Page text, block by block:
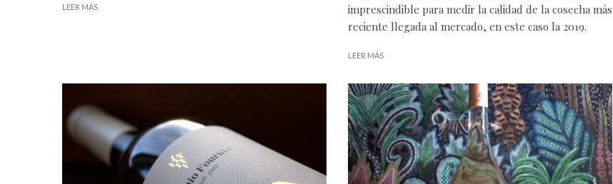
LEER MÁS
imprescindible para medir la calidad de la cosecha más
reciente llegada al mercado, en este caso la 2019.
LEER MÁS